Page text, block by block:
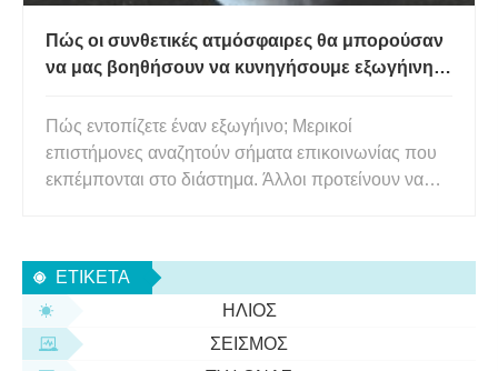
Πώς οι συνθετικές ατμόσφαιρες θα μπορούσαν
να μας βοηθήσουν να κυνηγήσουμε εξωγήινη
Πώς εντοπίζετε έναν εξωγήινο; Μερικοί
επιστήμονες αναζητούν σήματα επικοινωνίας που
εκπέμπονται στο διάστημα. Άλλοι προτείνουν να
χτισμένες από εξωγήινους που περιφέρονται γύρω
ΕΤΙΚΈΤΑ
ΉΛΙΟΣ
ΣΕΙΣΜΌΣ